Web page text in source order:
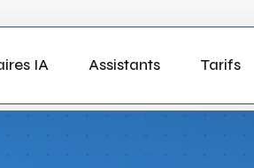
IA Assistants Tarifs